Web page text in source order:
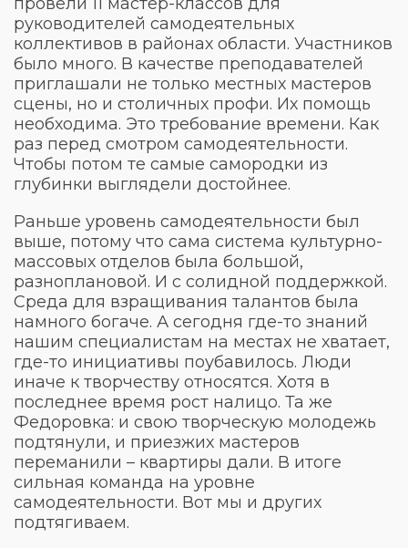
руководителей самодеятельных
коллективов в районах области. Участников
было много. В качестве преподавателей
приглашали не только местных мастеров
сцены, но и столичных профи. Их помощь
необходима. Это требование времени. Как
раз перед смотром самодеятельности.
Чтобы потом те самые самородки из
глубинки выглядели достойнее.
Раньше уровень самодеятельности был
выше, потому что сама система культурно-
массовых отделов была большой,
разноплановой. И с солидной поддержкой.
Среда для взращивания талантов была
намного богаче. А сегодня где-то знаний
нашим специалистам на местах не хватает,
где-то инициативы поубавилось. Люди
иначе к творчеству относятся. Хотя в
последнее время рост налицо. Та же
Федоровка: и свою творческую молодежь
подтянули, и приезжих мастеров
переманили – квартиры дали. В итоге
сильная команда на уровне
самодеятельности. Вот мы и других
подтягиваем.